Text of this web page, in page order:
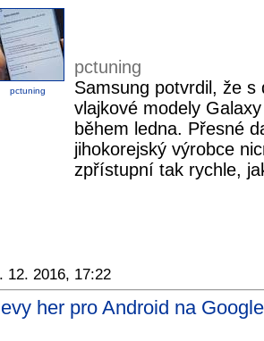
pctuning
pctuning
Samsung potvrdil, že s
vlajkové modely
během ledna. Přesné
jihokorejský výrobce
zpřístupní tak rychle,
12. 2016, 17:22
her pro Android na